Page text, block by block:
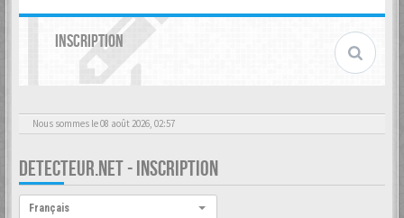
INSCRIPTION
Nous sommes le 08 août 2026, 02:57
DETECTEUR.NET - INSCRIPTION
Langue :
Français